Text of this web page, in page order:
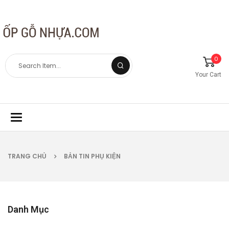
0
Your Cart
Toggle
navigation
TRANG CHỦ BẢN TIN PHỤ KIỆN
Danh Mục